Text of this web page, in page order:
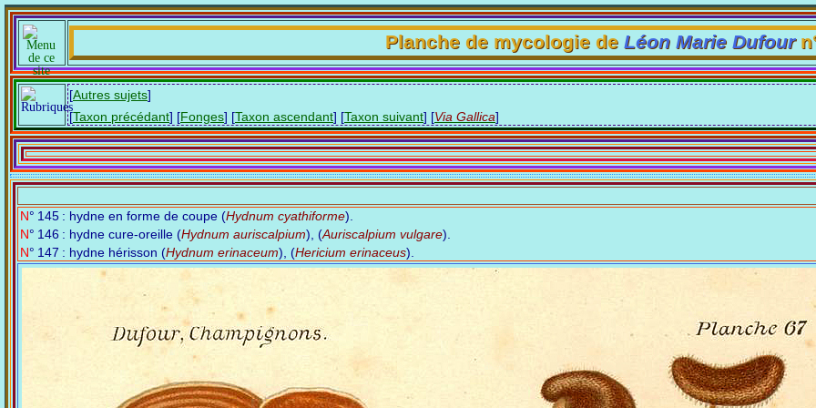
Planche de mycologie de Léon Marie Dufour
[Autres sujets]
[Taxon précédant] [Fonges] [Taxon ascendant] [Taxon suivant] [Via Gallica]
N° 145 : hydne en forme de coupe (Hydnum cyathiforme).
N° 146 : hydne cure-oreille (Hydnum auriscalpium), (Auriscalpium vulgare).
N° 147 : hydne hérisson (Hydnum erinaceum), (Hericium erinaceus).